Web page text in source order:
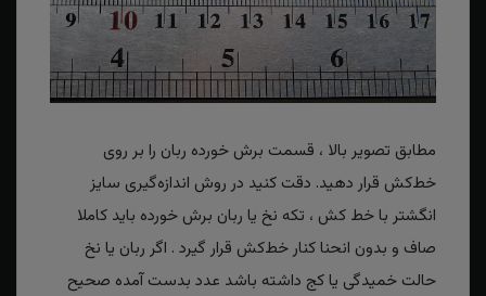
مطابق تصویر بالا ، قسمت برش خورده ربان را بر روی
خط‌کش قرار دهید. دقت کنید در روش اندازه‌گیری سایز
انگشتر با خط کش ، تکه نخ یا ربان برش خورده باید کاملا
صاف و بدون انحنا کنار خط‌کش قرار گیرد . اگر ربان یا نخ
حالت خمیدگی یا کج داشته باشد عدد بدست آمده صحیح